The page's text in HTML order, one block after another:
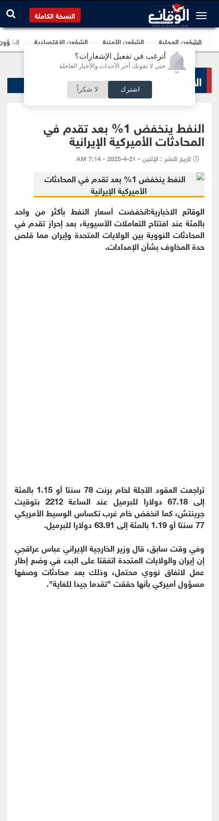
أترغب في تفعيل الإشعارات؟
حتى لا تفوتك آخر الأحداث والأخبار العاجلة
اشترك لا شكراً
النسخة الكاملة
الشؤون المحلية الشؤون الأمنية الشؤون الإقتصادية
الاخبار الاقتصادية
النفط ينخفض 1% بعد تقدم في
المحادثات الأميركية الإيرانية
تاريخ النشر : الإثنين - 21-4-2025 - 7:14 AM
الوقائع الاخبارية:انخفضت أسعار النفط بأكثر من واحد
بالمئة عند افتتاح التعاملات الآسيوية، بعد إحراز تقدم في
المحادثات النووية بين الولايات المتحدة وإيران مما قلص
حدة المخاوف بشأن الإمدادات.
تراجعت العقود الآجلة لخام برنت 78 سنتا أو 1.15 بالمئة
إلى 67.18 دولارا للبرميل عند الساعة 2212 بتوقيت
جرينتش، كما انخفض خام غرب تكساس الوسيط الأمريكي
77 سنتا أو 1.19 بالمئة إلى 63.91 دولارا للبرميل.
وفي وقت سابق، قال وزير الخارجية الإيراني عباس عراقجي
إن إيران والولايات المتحدة اتفقتا على البدء في وضع إطار
عمل لاتفاق نووي محتمل، وذلك بعد محادثات وصفها
مسؤول أميركي بأنها حققت "تقدما جيدا للغاية".